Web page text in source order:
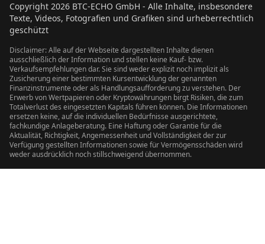
Copyright 2026 BTC-ECHO GmbH - Alle Inhalte, insbesondere
Texte, Videos, Fotografien und Grafiken sind urheberrechtlich
geschützt
Disclaimer: Alle auf der Webseite dargestellten Inhalte dienen
ausschließlich der Information und stellen keine Kauf- bzw.
Verkaufsempfehlungen dar. Sie sind weder explizit noch implizit als
Zusicherung einer bestimmten Kursentwicklung der genannten
Finanzinstrumente oder als Handlungsaufforderung zu verstehen. Der
Erwerb von Wertpapieren oder Kryptowährungen birgt Risiken, die zum
Totalverlust des eingesetzten Kapitals führen können. Die Informationen
ersetzen keine, auf die individuellen Bedürfnisse ausgerichtete,
fachkundige Anlageberatung. Eine Haftung oder Garantie für die
Aktualität, Richtigkeit, Angemessenheit und Vollständigkeit der zur
Verfügung gestellten Informationen sowie für Vermögensschäden wird
weder ausdrücklich noch stillschweigend übernommen.